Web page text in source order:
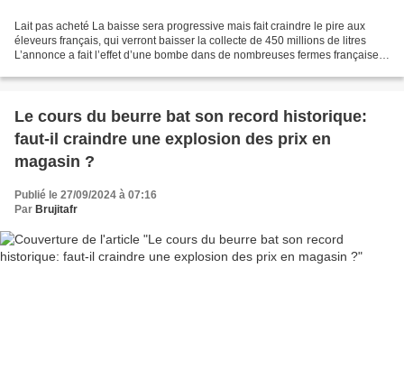
Lait pas acheté La baisse sera progressive mais fait craindre le pire aux
éleveurs français, qui verront baisser la collecte de 450 millions de litres
L’annonce a fait l’effet d’une bombe dans de nombreuses fermes françaises.
Le cours du beurre bat son record historique:
faut-il craindre une explosion des prix en
magasin ?
Publié le 27/09/2024 à 07:16
Par Brujitafr